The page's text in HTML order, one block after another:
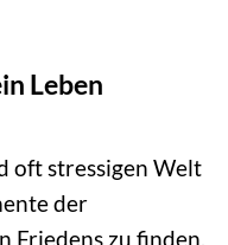
Leben
oft stressigen Welt
der
Friedens zu finden.